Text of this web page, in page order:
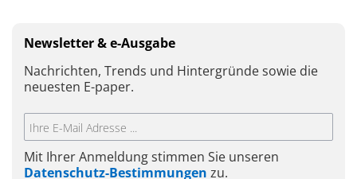
Newsletter & e-Ausgabe
Nachrichten, Trends und Hintergründe sowie die
neuesten E-paper.
Mit Ihrer Anmeldung stimmen Sie unseren
Datenschutz-Bestimmungen zu.